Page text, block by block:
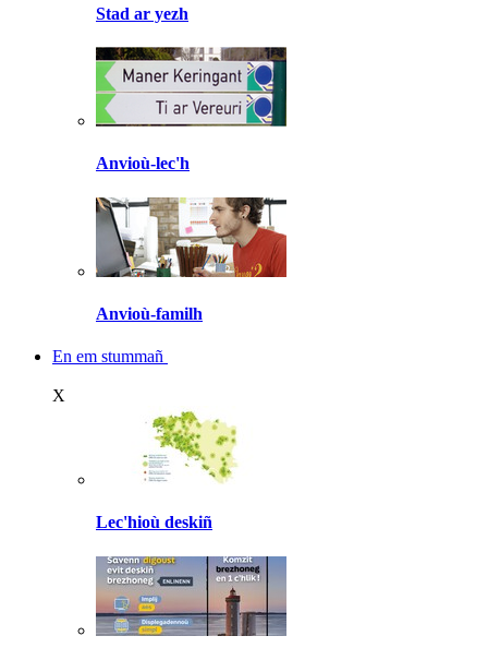
Stad ar yezh
Anvioù-lec'h
Anvioù-familh
En em stummañ
X
Lec'hioù deskiñ